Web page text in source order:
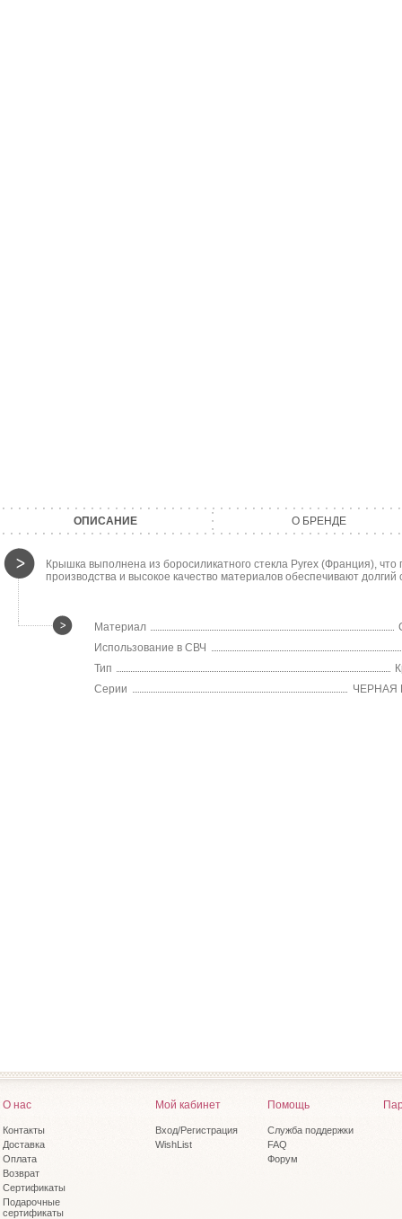
ОПИСАНИЕ О БРЕНДЕ
Крышка выполнена из боросиликатного стекла Pyrex (Франция),
производства и высокое качество материалов обеспечивают долгий
Материал
Использование в СВЧ
Тип
Серии
ЧЕРНАЯ
О нас
Контакты
Доставка
Оплата
Возврат
Сертификаты
Подарочные
сертификаты
Мой кабинет
Вход/Регистрация
WishList
Помощь
Служба поддержки
FAQ
Форум